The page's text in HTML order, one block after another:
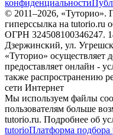
конфиденциальности
© 2011–2026, «Туторио».
гиперссылка на tutorio.ru
ОГРН 324508100346247.
Дзержинский, ул.
«Туторио» осуществляет
предоставляет онлайн -
также распространению
сети Интернет
Мы используем файлы
пользователям больше
tutorio.ru. Подробнее об
tutorioПлатформа подбора